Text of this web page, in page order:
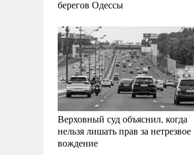
берегов Одессы
Верховный суд объяснил, когда
нельзя лишать прав за нетрезвое
вождение